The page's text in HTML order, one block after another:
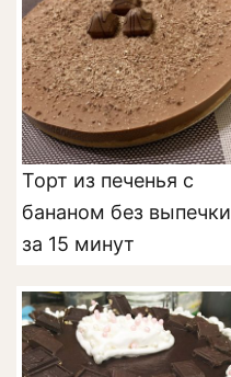
Торт из печенья с
бананом без выпечки
за 15 минут